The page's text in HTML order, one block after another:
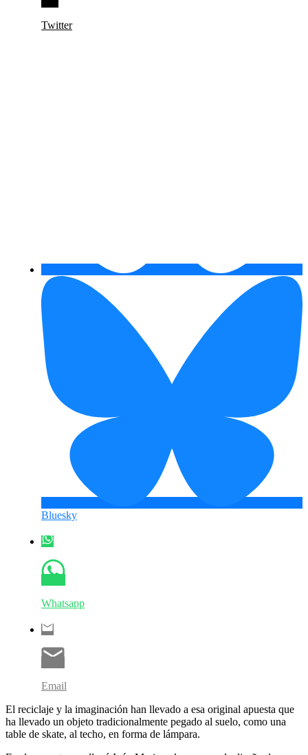
Twitter
Bluesky
Whatsapp
Email
El reciclaje y la imaginación han llevado a esa original apuesta que
ha llevado un objeto tradicionalmente pegado al suelo, como una
table de skate, al techo, en forma de lámpara.